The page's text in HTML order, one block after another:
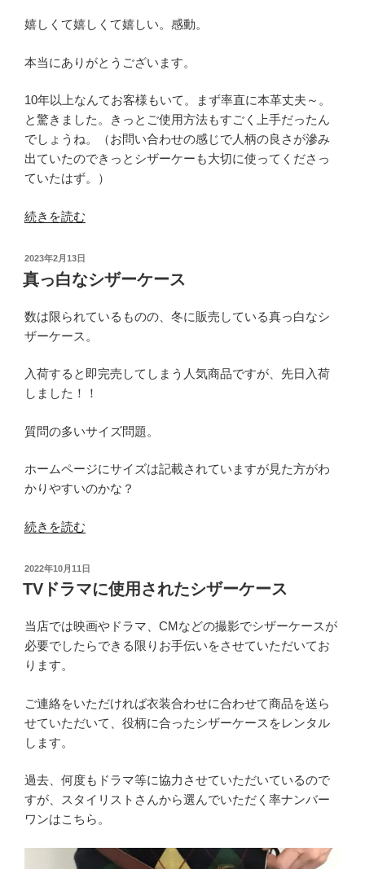
嬉しくて嬉しくて嬉しい。感動。
本当にありがとうございます。
10年以上なんてお客様もいて。まず率直に本革丈夫～。
と驚きました。きっとご使用方法もすごく上手だったん
でしょうね。（お問い合わせの感じで人柄の良さが滲み
出ていたのできっとシザーケーも大切に使ってくださっ
ていたはず。）
“可
く
て
夫
な
革
シ
ー
ー
ス”
続きを読む
投
稿
日:
2023年2月13日
真っ白なシザーケース
数は限られているものの、冬に販売している真っ白なシ
ザーケース。
入荷すると即完売してしまう人気商品ですが、先日入荷
しました！！
質問の多いサイズ問題。
ホームページにサイズは記載されていますが見た方がわ
かりやすいのかな？
“真
白
な
ザ
ー
ケ
ス”
の
続きを読む
投
稿
日:
2022年10月11日
TVドラマに使用されたシザーケース
当店では映画やドラマ、CMなどの撮影でシザーケースが
必要でしたらできる限りお手伝いをさせていただいてお
ります。
ご連絡をいただければ衣装合わせに合わせて商品を送ら
せていただいて、役柄に合ったシザーケースをレンタル
します。
過去、何度もドラマ等に協力させていただいているので
すが、スタイリストさんから選んでいただく率ナンバー
ワンはこちら。